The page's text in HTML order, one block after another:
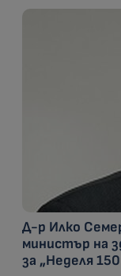
Д-р Илко
министър на
за „Неделя